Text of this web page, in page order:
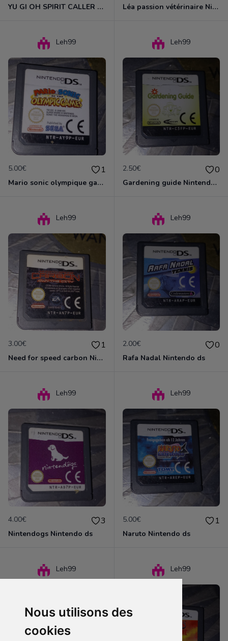
Nous utilisons des
cookies
YU GI OH SPIRIT CALLER NINTENDO DS Léa passion vétérinaire Nintendo ds
Leh99
5.00€ 1
Mario sonic olympique games Nintendo ds
Leh99
2.50€ 0
Gardening guide Nintendo ds
Leh99
3.00€ 1
Need for speed carbon Nintendo ds
Leh99
2.00€ 0
Rafa Nadal Nintendo ds
Leh99
4.00€ 3
Nintendogs Nintendo ds
Leh99
5.00€ 1
Naruto Nintendo ds
Leh99 Leh99